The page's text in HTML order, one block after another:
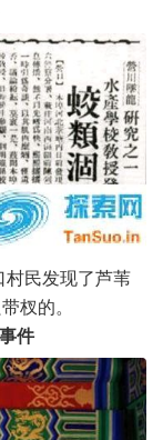
村民发现了芦苇
杈的。
件